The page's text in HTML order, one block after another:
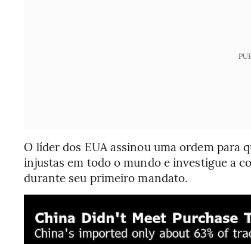
O líder dos EUA assinou uma ordem para
injustas em todo o mundo e investigue a
durante seu primeiro mandato.